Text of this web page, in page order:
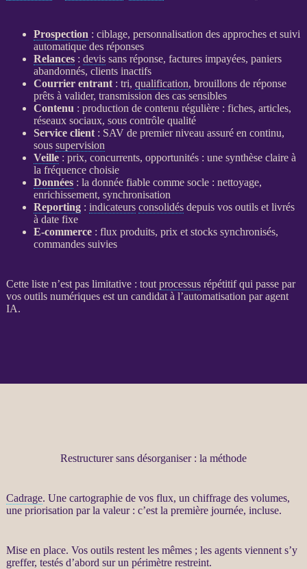
Prospection : ciblage, personnalisation des approches et suivi
automatique des réponses
Relances: devissans réponse, factures impayées, paniers
abandonnés, clients inactifs
Courrier entrant: tri, qualification, brouillons de réponse
prêts à valider, transmission des cas sensibles
Contenu : production de contenu régulière : fiches, articles,
réseaux sociaux, sous contrôle qualité
Service client: SAV de premier niveau assuré en continu,
sous supervision
Veille: prix, concurrents, opportunités : une synthèse claire à
la fréquence choisie
Données: la donnéefiable comme socle : nettoyage,
enrichissement, synchronisation
Reporting: indicateurs consolidésdepuis vos outils et livrés
à date fixe
E-commerce: fluxproduits, prix et stocks synchronisés,
commandes suivies
Cette liste n’est pas limitative : tout processusrépétitif qui passe par
vos outils numériques est un candidat à l’automatisation paragent
IA.
Restructurer sans désorganiser : la méthode
Cadrage. Une cartographie de vos flux, un chiffrage des volumes,
une priorisation par la valeur : c’est la première journée, incluse.
Mise en place. Vos outils restent les mêmes ; les agentsviennent s’y
greffer, testés d’abord sur un périmètre restreint.